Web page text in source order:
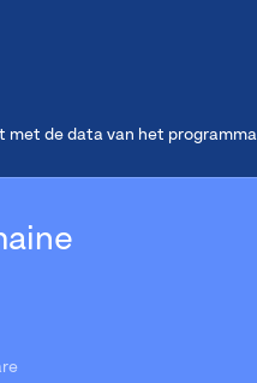
met de data van het programma